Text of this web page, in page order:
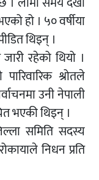
हो । ५० वर्षीया
थिइन् ।
रहेको थियो ।
श्रोतले
उनी नेपाली
भएकी थिइन् ।
समिति सदस्य
निधन प्रति